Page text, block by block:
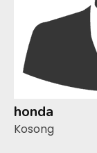
honda
Kosong